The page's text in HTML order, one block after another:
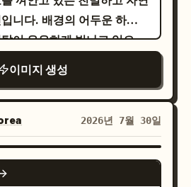
보정은 피하세요. 전반적인
이나 상업 광고 느낌을 배제
구가 포착한 순간처럼 편안
니다. ## 부정 프롬
의 손만 프레임
말 것, 남성의 얼굴을 잘라내
음, 여성이 직접 숟가락을 들
락이 공중에 떠 있지 말 것,
하지 말 것, 손가락 기형 없
우주 공간과 대비되는 아늑한
하세요. 섬세한 애니메이션
림 라이트, 반짝이는 입자, 반
헬멧, 전경의 꽃과 화분을
도시 요소나 추가 인물, 워
요.
고 생활감이 느껴져야 하며,
나무 커피 테이블 위에는
믹 머그잔이, 창가 근처에는
이 놓여 있어야 합니다. 배경
에는 액자와 나뭇가지가 꽂힌
는 부드러운 패턴의 쿠션
니다. 섬세한 선화, 표현력
홍조, 회화적인 조명, 따뜻한
의 색감, 부드러운 피사계
니다. 배경의 어두운 하늘
이 은은하게 빛나고 있으
기 다른 뚜렷한 동아시아인
어린 따뜻한 미소를 짓고
은 자연스러운 그룹 허그
면에서 보이거나 포옹 속에
다. 피부는 주변 조명이 닿
인 서브서피스 스캐터링
이미지 생성
2026년 7월 30일
GPT IMAGE 2